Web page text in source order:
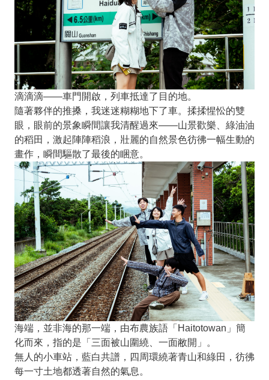
滴滴滴——車門開啟，列車抵達了目的地。
隨著夥伴的推搡，我迷迷糊糊地下了車。揉揉惺忪的雙
眼，眼前的景象瞬間讓我清醒過來——山景歡樂、綠油油
的稻田，激起陣陣稻浪，壯麗的自然景色彷彿一幅生動的
畫作，瞬間驅散了最後的睏意。
海端，並非海的那一端，由布農族語「Haitotowan」簡
化而來，指的是「三面被山圍繞、一面敝開」。
無人的小車站，藍白共譜，四周環繞著青山和綠田，彷彿
每一寸土地都透著自然的氣息。